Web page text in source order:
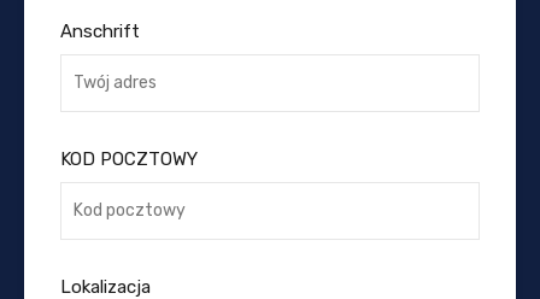
Anschrift
KOD POCZTOWY
Lokalizacja